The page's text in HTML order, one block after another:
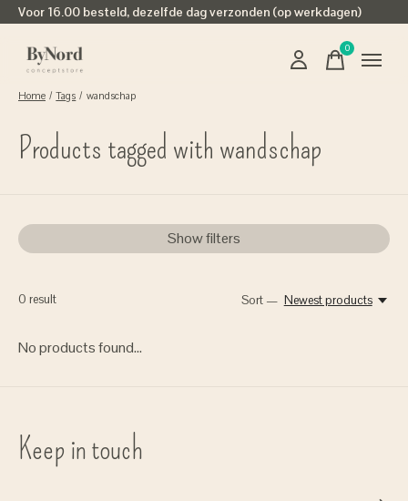
Voor 16.00 besteld, dezelfde dag verzonden (op werkdagen)
0items
Home / Tags / wandschap
Products tagged with wandschap
Show filters
0 result Sort — Newest products
No products found...
Keep in touch